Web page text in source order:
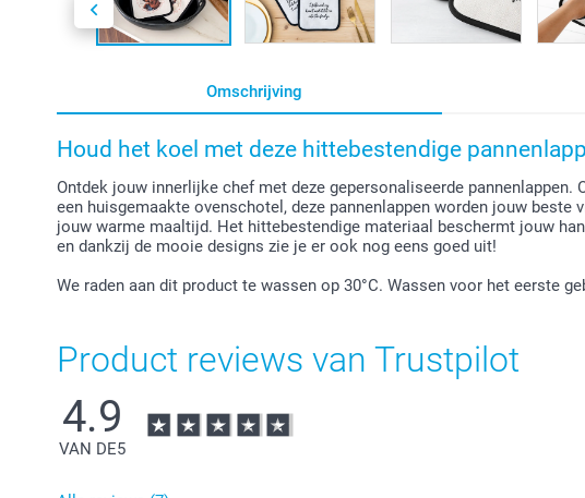
Omschrijving
Houd het koel met deze hittebestendige
Ontdek jouw innerlijke chef met deze gepersonaliseerde pannenlappen.
een huisgemaakte ovenschotel, deze pannenlappen worden jouw beste
jouw warme maaltijd. Het hittebestendige materiaal beschermt jouw
en dankzij de mooie designs zie je er ook nog eens goed uit!
We raden aan dit product te wassen op 30°C. Wassen voor het eerste
Product reviews van Trustpilot
4.9
VAN DE5